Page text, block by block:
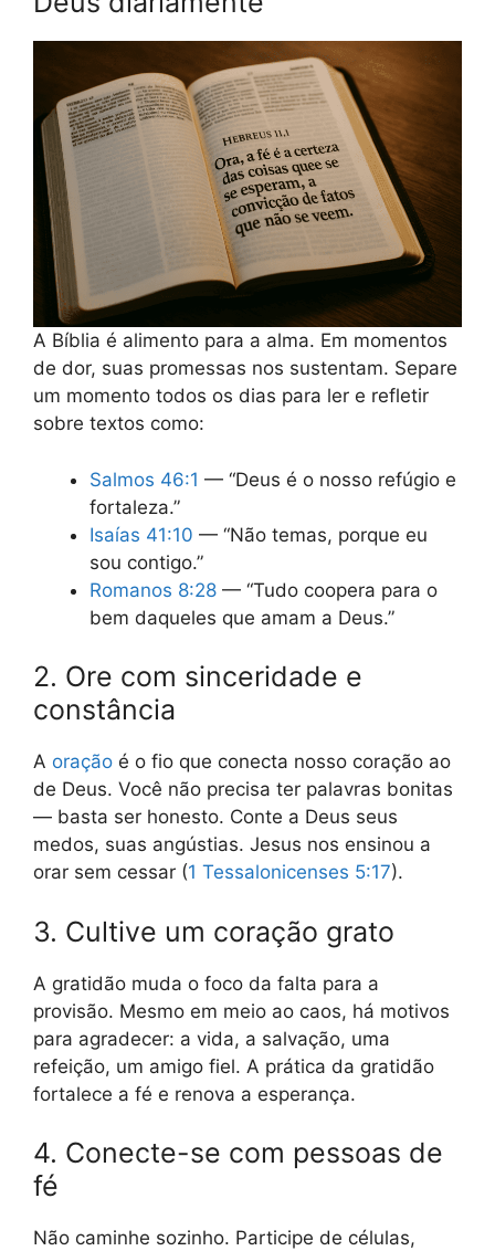
A Bíblia é alimento para a alma. Em momentos
de dor, suas promessas nos sustentam. Separe
um momento todos os dias para ler e refletir
sobre textos como:
Salmos 46:1 — “Deus é o nosso refúgio e
fortaleza.”
Isaías 41:10 — “Não temas, porque eu
sou contigo.”
Romanos 8:28 — “Tudo coopera para o
bem daqueles que amam a Deus.”
2. Ore com sinceridade e
constância
A oração é o fio que conecta nosso coração ao
de Deus. Você não precisa ter palavras bonitas
— basta ser honesto. Conte a Deus seus
medos, suas angústias. Jesus nos ensinou a
orar sem cessar (1 Tessalonicenses 5:17).
3. Cultive um coração grato
A gratidão muda o foco da falta para a
provisão. Mesmo em meio ao caos, há motivos
para agradecer: a vida, a salvação, uma
refeição, um amigo fiel. A prática da gratidão
fortalece a fé e renova a esperança.
4. Conecte-se com pessoas de
fé
Não caminhe sozinho. Participe de células,